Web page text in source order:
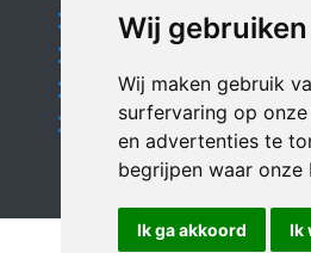
Wij
Wij maken gebruik
surfervaring op
en advertenties te
begrijpen waar onze
Ik ga akkoord Ik
Wintersport Tsjechië
Wintersport Duitsland
Wintersport Italië